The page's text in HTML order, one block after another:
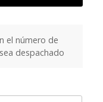
el número de
despachado